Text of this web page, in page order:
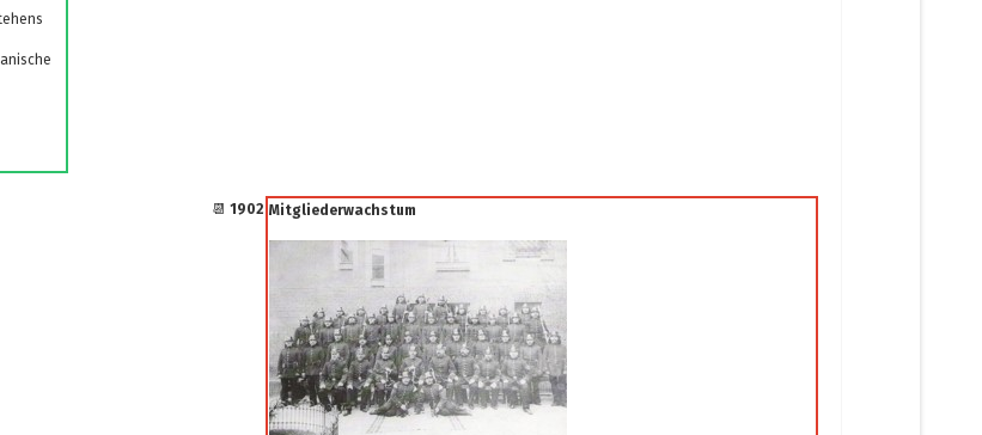
📆 1902 Mitgliederwachstum